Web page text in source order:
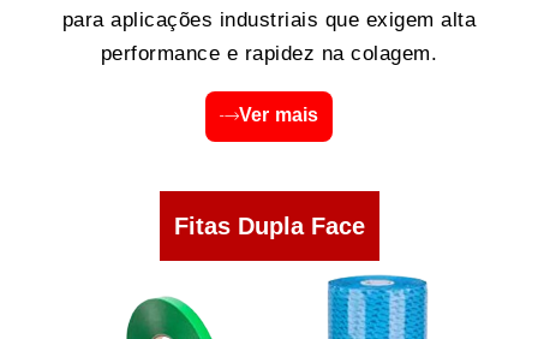
para aplicações industriais que exigem alta
performance e rapidez na colagem.
Ver mais
Fitas Dupla Face